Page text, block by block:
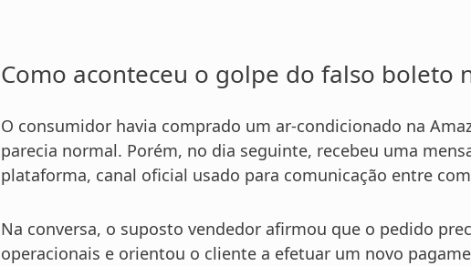
Como aconteceu o golpe do falso boleto
O consumidor havia comprado um ar-condicionado na
parecia normal. Porém, no dia seguinte, recebeu uma
plataforma, canal oficial usado para comunicação entre
Na conversa, o suposto vendedor afirmou que o pedido
operacionais e orientou o cliente a efetuar um novo